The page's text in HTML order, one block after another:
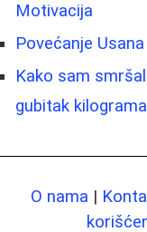
Motivacija
Povećanje
Kako sam
gubitak kilograma
O nama |